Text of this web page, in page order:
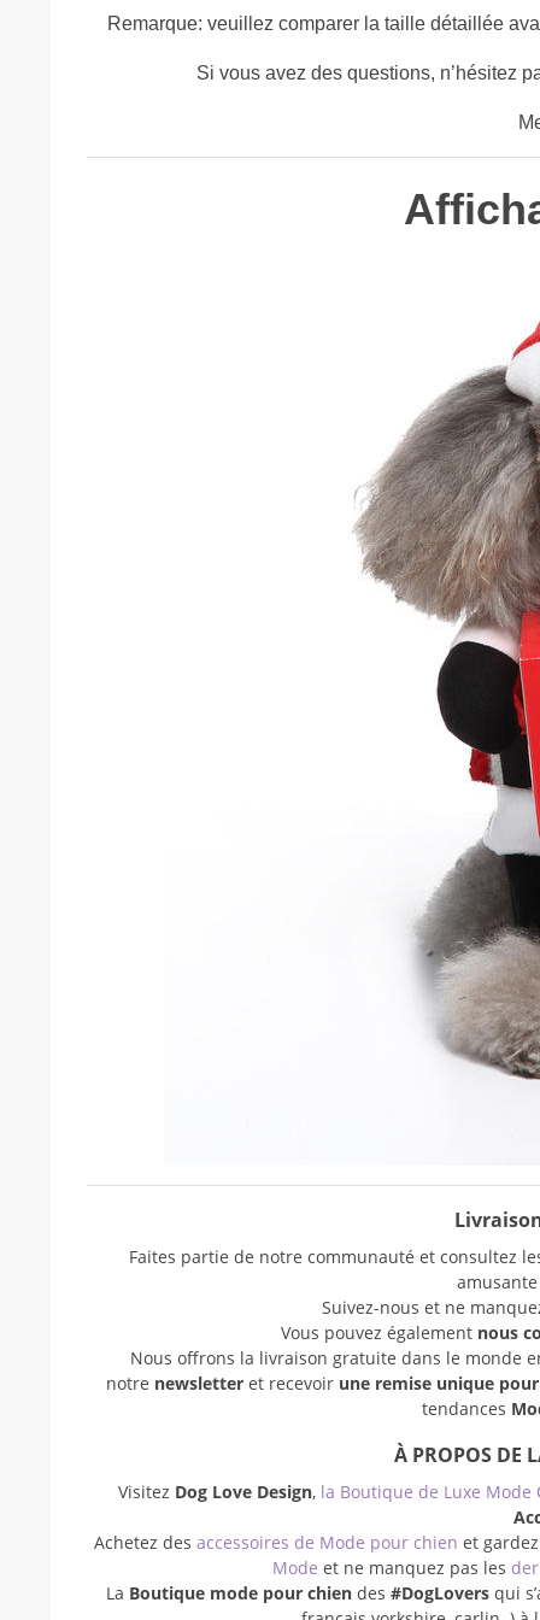
Remarque: veuillez comparer la taille détaillée
Si vous avez des questions, n’hésitez
Faites partie de notre communauté et consultez
Suivez-nous et ne
Vous pouvez également nous
Nous offrons la livraison gratuite dans le monde
notre newsletteret recevoir une remise unique
tendances
À PROPOS DE
Visitez Dog Love Design, la Boutique de Luxe Mode
Achetez desaccessoires de Mode pour chien et
Modeet ne manquez pas les
La Boutique mode pour chiendes #DogLoversqui